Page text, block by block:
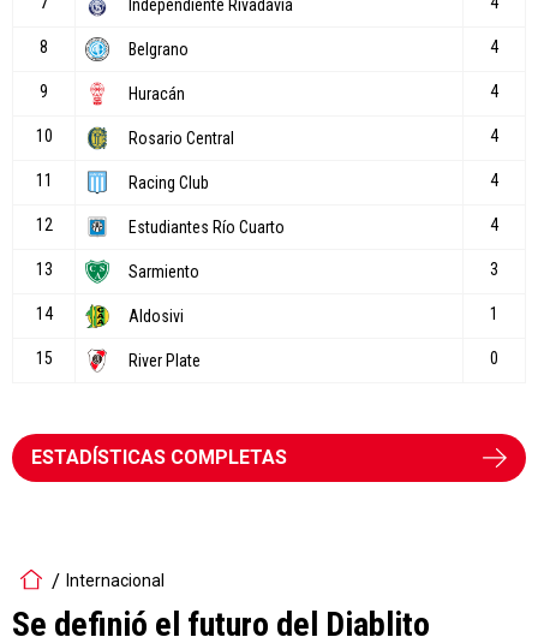
ESTADÍSTICAS COMPLETAS
Internacional
Se definió el futuro del Diablito